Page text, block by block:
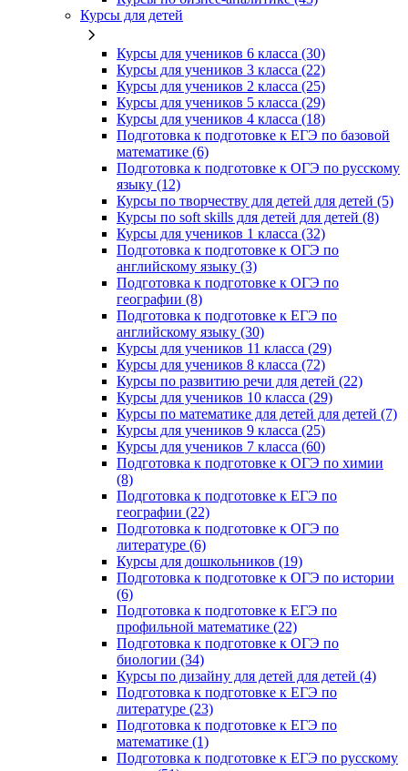
Курсы для детей
Курсы для учеников 6 класса (30)
Курсы для учеников 3 класса (22)
Курсы для учеников 2 класса (25)
Курсы для учеников 5 класса (29)
Курсы для учеников 4 класса (18)
Подготовка к подготовке к ЕГЭ по базовой
математике (6)
Подготовка к подготовке к ОГЭ по русскому
языку (12)
Курсы по творчеству для детей для детей (5)
Курсы по soft skills для детей для детей (8)
Курсы для учеников 1 класса (32)
Подготовка к подготовке к ОГЭ по
английскому языку (3)
Подготовка к подготовке к ОГЭ по
географии (8)
Подготовка к подготовке к ЕГЭ по
английскому языку (30)
Курсы для учеников 11 класса (29)
Курсы для учеников 8 класса (72)
Курсы по развитию речи для детей (22)
Курсы для учеников 10 класса (29)
Курсы по математике для детей для детей (7)
Курсы для учеников 9 класса (25)
Курсы для учеников 7 класса (60)
Подготовка к подготовке к ОГЭ по химии
(8)
Подготовка к подготовке к ЕГЭ по
географии (22)
Подготовка к подготовке к ОГЭ по
литературе (6)
Курсы для дошкольников (19)
Подготовка к подготовке к ОГЭ по истории
(6)
Подготовка к подготовке к ЕГЭ по
профильной математике (22)
Подготовка к подготовке к ОГЭ по
биологии (34)
Курсы по дизайну для детей для детей (4)
Подготовка к подготовке к ЕГЭ по
литературе (23)
Подготовка к подготовке к ЕГЭ по
математике (1)
Подготовка к подготовке к ЕГЭ по русскому